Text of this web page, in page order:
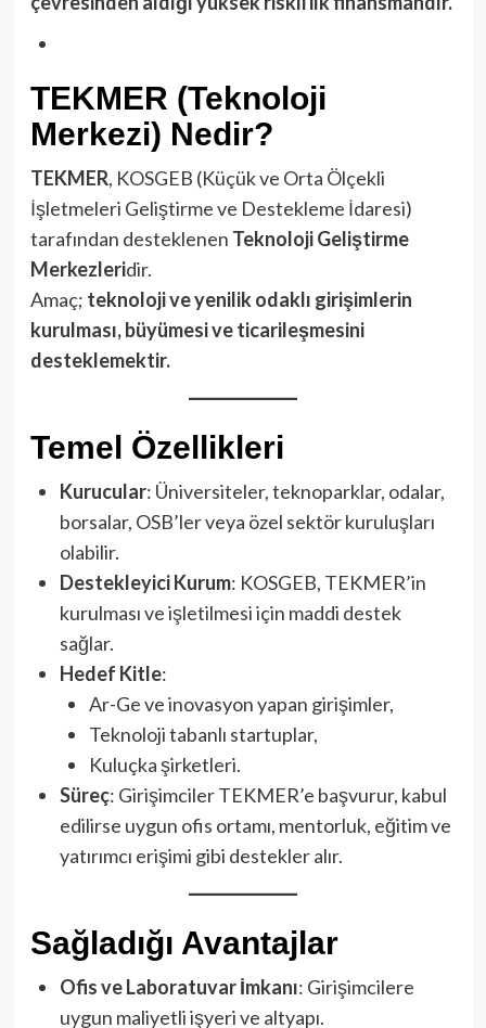
TEKMER (Teknoloji
Merkezi) Nedir?
TEKMER, KOSGEB (Küçük ve Orta Ölçekli
İşletmeleri Geliştirme ve Destekleme İdaresi)
tarafından desteklenen Teknoloji Geliştirme
Merkezleridir.
Amaç; teknoloji ve yenilik odaklı girişimlerin
kurulması, büyümesi ve ticarileşmesini
desteklemektir.
Temel Özellikleri
Kurucular: Üniversiteler, teknoparklar, odalar,
borsalar, OSB’ler veya özel sektör kuruluşları
olabilir.
Destekleyici Kurum: KOSGEB, TEKMER’in
kurulması ve işletilmesi için maddi destek
sağlar.
Hedef Kitle:
Ar-Ge ve inovasyon yapan girişimler,
Teknoloji tabanlı startuplar,
Kuluçka şirketleri.
Süreç: Girişimciler TEKMER’e başvurur, kabul
edilirse uygun ofis ortamı, mentorluk, eğitim ve
yatırımcı erişimi gibi destekler alır.
Sağladığı Avantajlar
Ofis ve Laboratuvar İmkanı: Girişimcilere
uygun maliyetli işyeri ve altyapı.